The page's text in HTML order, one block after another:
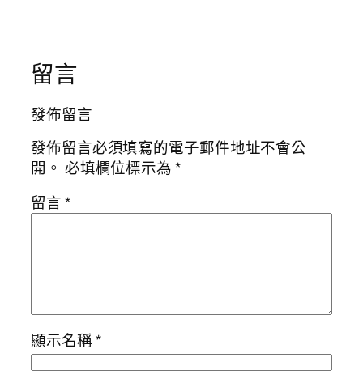
留言
發佈留言
發佈留言必須填寫的電子郵件地址不會公
開。 必填欄位標示為*
留言*
顯示名稱*